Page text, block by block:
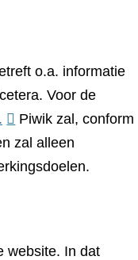
o.a. informatie
Voor de
(verwijst
naar
een
Piwik zal, conform
zal alleen
website. In dat